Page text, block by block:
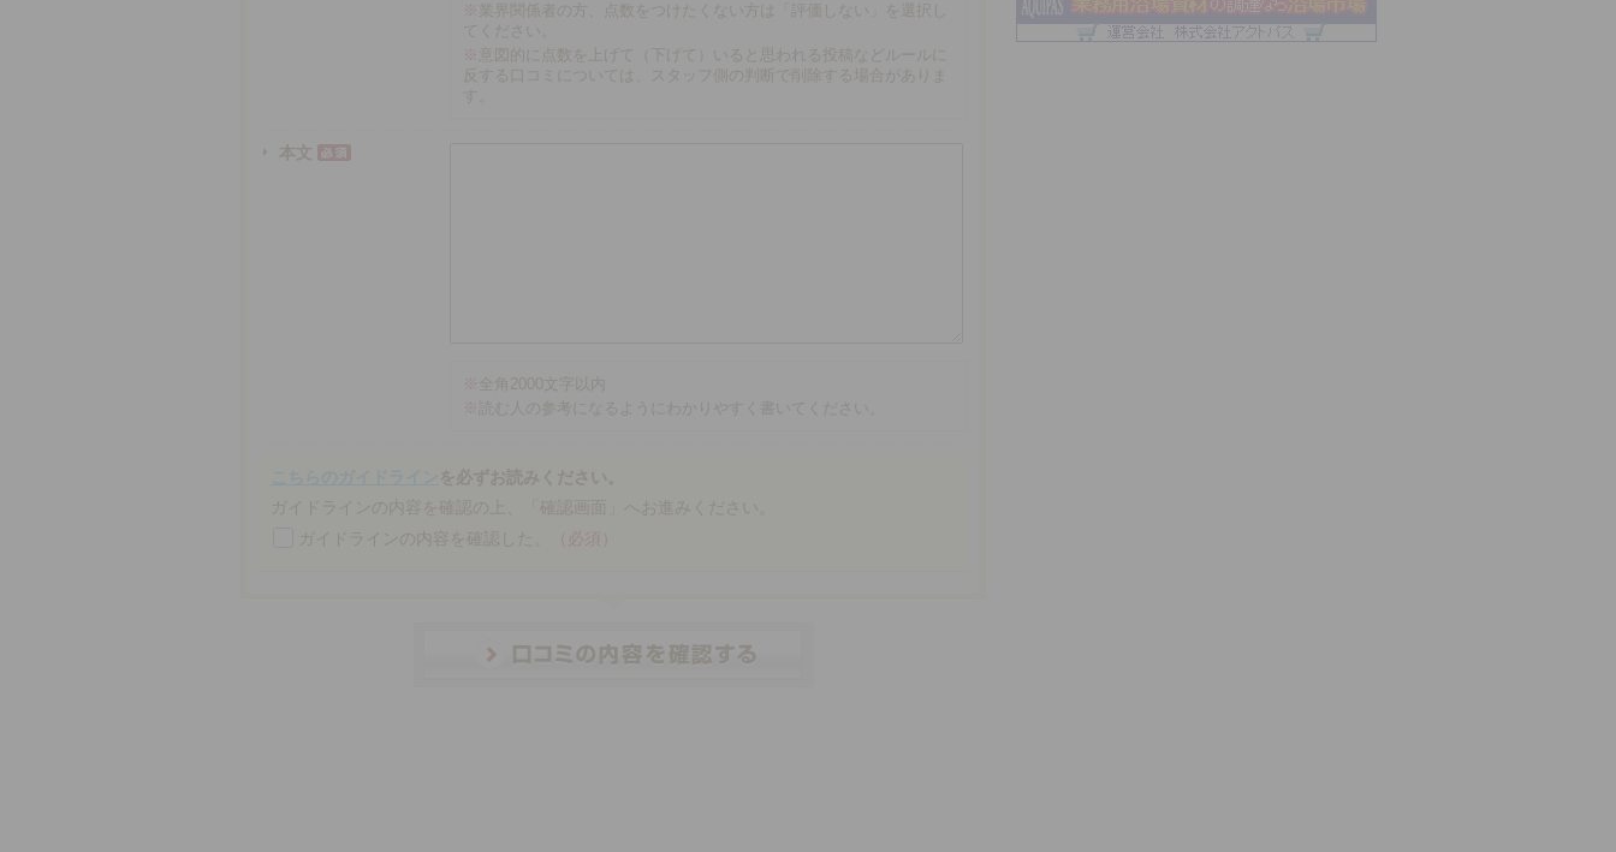
※ 業界関係者の方、点数をつけたくない方は「評価しない」を選択し
てください。
※ 意図的に点数を上げて（下げて）いると思われる投稿などルールに
反する口コミについては、スタッフ側の判断で削除する場合がありま
本文
※ 全角2000文字以内
※ 読む人の参考になるようにわかりやすく書いてください。
（必須）